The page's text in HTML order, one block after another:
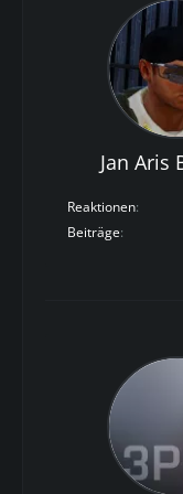
Jan Aris
Reaktionen
Beiträge